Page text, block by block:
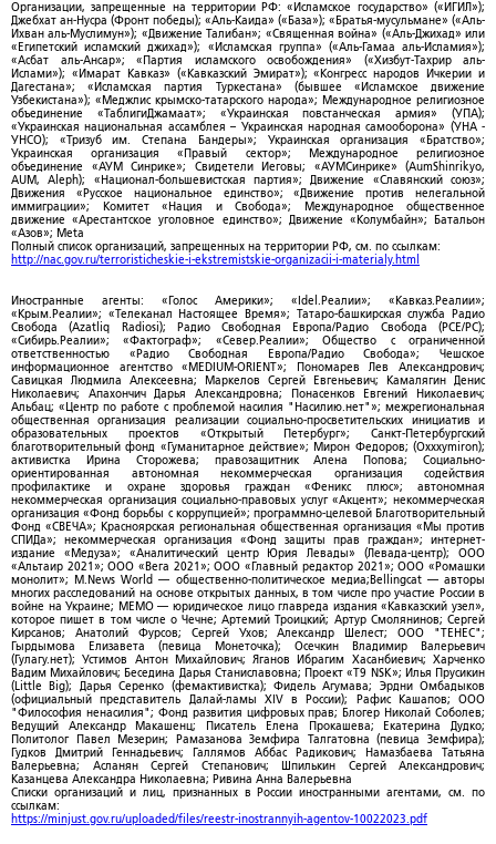
Организации, запрещенные на территории РФ: «Исламское государство» («ИГИЛ»);
Джебхат ан-Нусра (Фронт победы); «Аль-Каида» («База»); «Братья-мусульмане» («Аль-
Ихван аль-Муслимун»); «Движение Талибан»; «Священная война» («Аль-Джихад» или
«Египетский исламский джихад»); «Исламская группа» («Аль-Гамаа аль-Исламия»);
«Асбат аль-Ансар»; «Партия исламского освобождения» («Хизбут-Тахрир аль-
Ислами»); «Имарат Кавказ» («Кавказский Эмират»); «Конгресс народов Ичкерии и
Дагестана»; «Исламская партия Туркестана» (бывшее «Исламское движение
Узбекистана»); «Меджлис крымско-татарского народа»; Международное религиозное
объединение «ТаблигиДжамаат»; «Украинская повстанческая армия» (УПА);
«Украинская национальная ассамблея – Украинская народная самооборона» (УНА -
УНСО); «Тризуб им. Степана Бандеры»; Украинская организация «Братство»;
Украинская организация «Правый сектор»; Международное религиозное
объединение «АУМ Синрике»; Свидетели Иеговы; «АУМСинрике» (AumShinrikyo,
AUM, Aleph); «Национал-большевистская партия»; Движение «Славянский союз»;
Движения «Русское национальное единство»; «Движение против нелегальной
иммиграции»; Комитет «Нация и Свобода»; Международное общественное
движение «Арестантское уголовное единство»; Движение «Колумбайн»; Батальон
«Азов»; Meta
Полный список организаций, запрещенных на территории РФ, см. по ссылкам:
http://nac.gov.ru/terroristicheskie-i-ekstremistskie-organizacii-i-materialy.html
Иностранные агенты: «Голос Америки»; «Idel.Реалии»; «Кавказ.Реалии»;
«Крым.Реалии»; «Телеканал Настоящее Время»; Татаро-башкирская служба Радио
Свобода (Azatliq Radiosi); Радио Свободная Европа/Радио Свобода (PCE/PC);
«Сибирь.Реалии»; «Фактограф»; «Север.Реалии»; Общество с ограниченной
ответственностью «Радио Свободная Европа/Радио Свобода»; Чешское
информационное агентство «MEDIUM-ORIENT»; Пономарев Лев Александрович;
Савицкая Людмила Алексеевна; Маркелов Сергей Евгеньевич; Камалягин Денис
Николаевич; Апахончич Дарья Александровна; Понасенков Евгений Николаевич;
Альбац; «Центр по работе с проблемой насилия "Насилию.нет"»; межрегиональная
общественная организация реализации социально-просветительских инициатив и
образовательных проектов «Открытый Петербург»; Санкт-Петербургский
благотворительный фонд «Гуманитарное действие»; Мирон Федоров; (Oxxxymiron);
активистка Ирина Сторожева; правозащитник Алена Попова; Социально-
ориентированная автономная некоммерческая организация содействия
профилактике и охране здоровья граждан «Феникс плюс»; автономная
некоммерческая организация социально-правовых услуг «Акцент»; некоммерческая
организация «Фонд борьбы с коррупцией»; программно-целевой Благотворительный
Фонд «СВЕЧА»; Красноярская региональная общественная организация «Мы против
СПИДа»; некоммерческая организация «Фонд защиты прав граждан»; интернет-
издание «Медуза»; «Аналитический центр Юрия Левады» (Левада-центр); ООО
«Альтаир 2021»; ООО «Вега 2021»; ООО «Главный редактор 2021»; ООО «Ромашки
монолит»; M.News World — общественно-политическое медиа;Bellingcat — авторы
многих расследований на основе открытых данных, в том числе про участие России в
войне на Украине; МЕМО — юридическое лицо главреда издания «Кавказский узел»,
которое пишет в том числе о Чечне; Артемий Троицкий; Артур Смолянинов; Сергей
Кирсанов; Анатолий Фурсов; Сергей Ухов; Александр Шелест; ООО "ТЕНЕС";
Гырдымова Елизавета (певица Монеточка); Осечкин Владимир Валерьевич
(Гулагу.нет); Устимов Антон Михайлович; Яганов Ибрагим Хасанбиевич; Харченко
Вадим Михайлович; Беседина Дарья Станиславовна; Проект «T9 NSK»; Илья Прусикин
(Little Big); Дарья Серенко (фемактивистка); Фидель Агумава; Эрдни Омбадыков
(официальный представитель Далай-ламы XIV в России); Рафис Кашапов; ООО
"Философия ненасилия"; Фонд развития цифровых прав; Блогер Николай Соболев;
Ведущий Александр Макашенц; Писатель Елена Прокашева; Екатерина Дудко;
Политолог Павел Мезерин; Рамазанова Земфира Талгатовна (певица Земфира);
Гудков Дмитрий Геннадьевич; Галлямов Аббас Радикович; Намазбаева Татьяна
Валерьевна; Асланян Сергей Степанович; Шпилькин Сергей Александрович;
Казанцева Александра Николаевна; Ривина Анна Валерьевна
Списки организаций и лиц, признанных в России иностранными агентами, см. по
ссылкам:
https://minjust.gov.ru/uploaded/files/reestr-inostrannyih-agentov-10022023.pdf